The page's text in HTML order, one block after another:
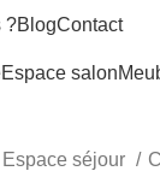
?BlogContact
Espace salon
Espace séjour